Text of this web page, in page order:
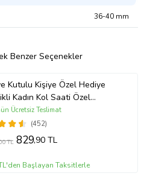
36-40 mm
Benzer Seçenekler
Kutulu Kişiye Özel Hediye
Özel
(Gold)
(452)
Ücretsiz Teslimat
TL 829,90 TL
Başlayan Taksitlerle